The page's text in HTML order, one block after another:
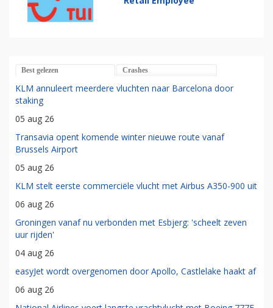
Best gelezen Crashes
KLM annuleert meerdere vluchten naar Barcelona door
staking
05 aug 26
Transavia opent komende winter nieuwe route vanaf
Brussels Airport
05 aug 26
KLM stelt eerste commerciële vlucht met Airbus A350-900 uit
06 aug 26
Groningen vanaf nu verbonden met Esbjerg: 'scheelt zeven
uur rijden'
04 aug 26
easyJet wordt overgenomen door Apollo, Castlelake haakt af
06 aug 26